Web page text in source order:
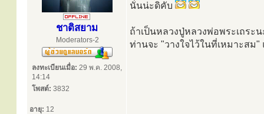
ชาติสยาม
Moderators-2
ลงทะเบียนเมื่อ: 29 พ.ค. 2008,
14:14
โพสต์: 3832
อายุ: 12
นั่นน่ะดิคับ
ถ้าเป็นหลวงปู่หลวงพ่อพระเถระน
ท่านจะ "วางใจไว้ในที่เหมาะสม